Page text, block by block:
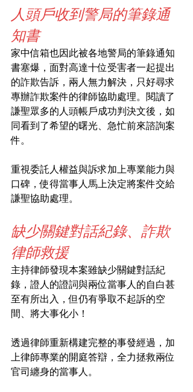
人頭戶收到警局的筆錄通
知書
家中信箱也因此被各地警局的筆錄通知
書塞爆，面對高達十位受害者一起提出
的詐欺告訴，兩人無力解決，只好尋求
專辦詐欺案件的律師協助處理。閱讀了
謙聖眾多的人頭帳戶成功判決文後，如
同看到了希望的曙光、急忙前來諮詢案
件。
重視委託人權益與訴求加上專業能力與
口碑，使得當事人馬上決定將案件交給
謙聖協助處理。
缺少關鍵對話紀錄、詐欺
律師救援
主持律師發現本案雖缺少關鍵對話紀
錄，證人的證詞與兩位當事人的自白甚
至有所出入，但仍有爭取不起訴的空
間、將大事化小！
透過律師重新構建完整的事發經過，加
上律師專業的開庭答辯，全力拯救兩位
官司纏身的當事人。